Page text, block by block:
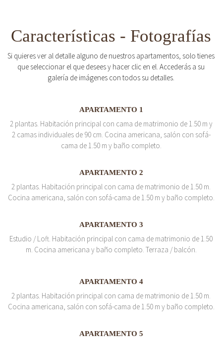
Características - Fotografías
Si quieres ver al detalle alguno de nuestros apartamentos, solo tienes
que seleccionar el que desees y hacer clic en el. Accederás a su
galería de imágenes con todos su detalles.
APARTAMENTO 1
2 plantas. Habitación principal con cama de matrimonio de 1.50 m y
2 camas individuales de 90 cm. Cocina americana, salón con sofá-
cama de 1.50 m y baño completo.
APARTAMENTO 2
2 plantas. Habitación principal con cama de matrimonio de 1.50 m.
Cocina americana, salón con sofá-cama de 1.50 m y baño completo.
APARTAMENTO 3
Estudio / Loft. Habitación principal con cama de matrimonio de 1.50
m. Cocina americana y baño completo. Terraza / balcón.
APARTAMENTO 4
2 plantas. Habitación principal con cama de matrimonio de 1.50 m.
Cocina americana, salón con sofá-cama de 1.50 m y baño completo.
APARTAMENTO 5